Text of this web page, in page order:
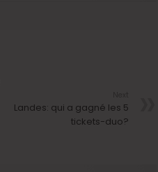
Landes: qui a gagné les 5
tickets-duo?